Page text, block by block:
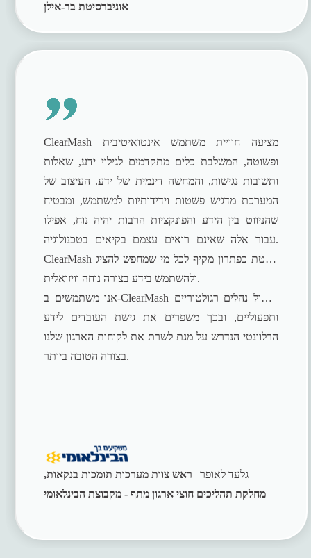
אוניברסיטת בר-אילן
ClearMash מציעה חוויית משתמש אינטואיטיבית
ופשוטה, המשלבת כלים מתקדמים לגילוי ידע, שאלות
ותשובות נגישות, והמחשה דינמית של ידע. העיצוב של
המערכת מדגיש פשטות וידידותיות למשתמש, ומבטיח
שהניווט בין הידע והפונקציות הרבות יהיה נוח, אפילו
עבור אלה שאינם רואים עצמם בקיאים בטכנולוגיה.
ClearMash בולטת כפתרון מקיף לכל מי שמחפש להציג
ולהשתמש בידע בצורה נוחה וויזואלית.
אנו משתמשים ב-ClearMash לניהול נהלים רגולטוריים
ותפעוליים, ובכך משפרים את גישת העובדים לידע
הרלוונטי הנדרש על מנת לשרת את לקוחות הארגון שלנו
בצורה הטובה ביותר.
גלעד לאופר | ראש צוות מערכות תומכות בנקאות,
מחלקת תהליכים חוצי ארגון מתף - מקבוצת הבינלאומי